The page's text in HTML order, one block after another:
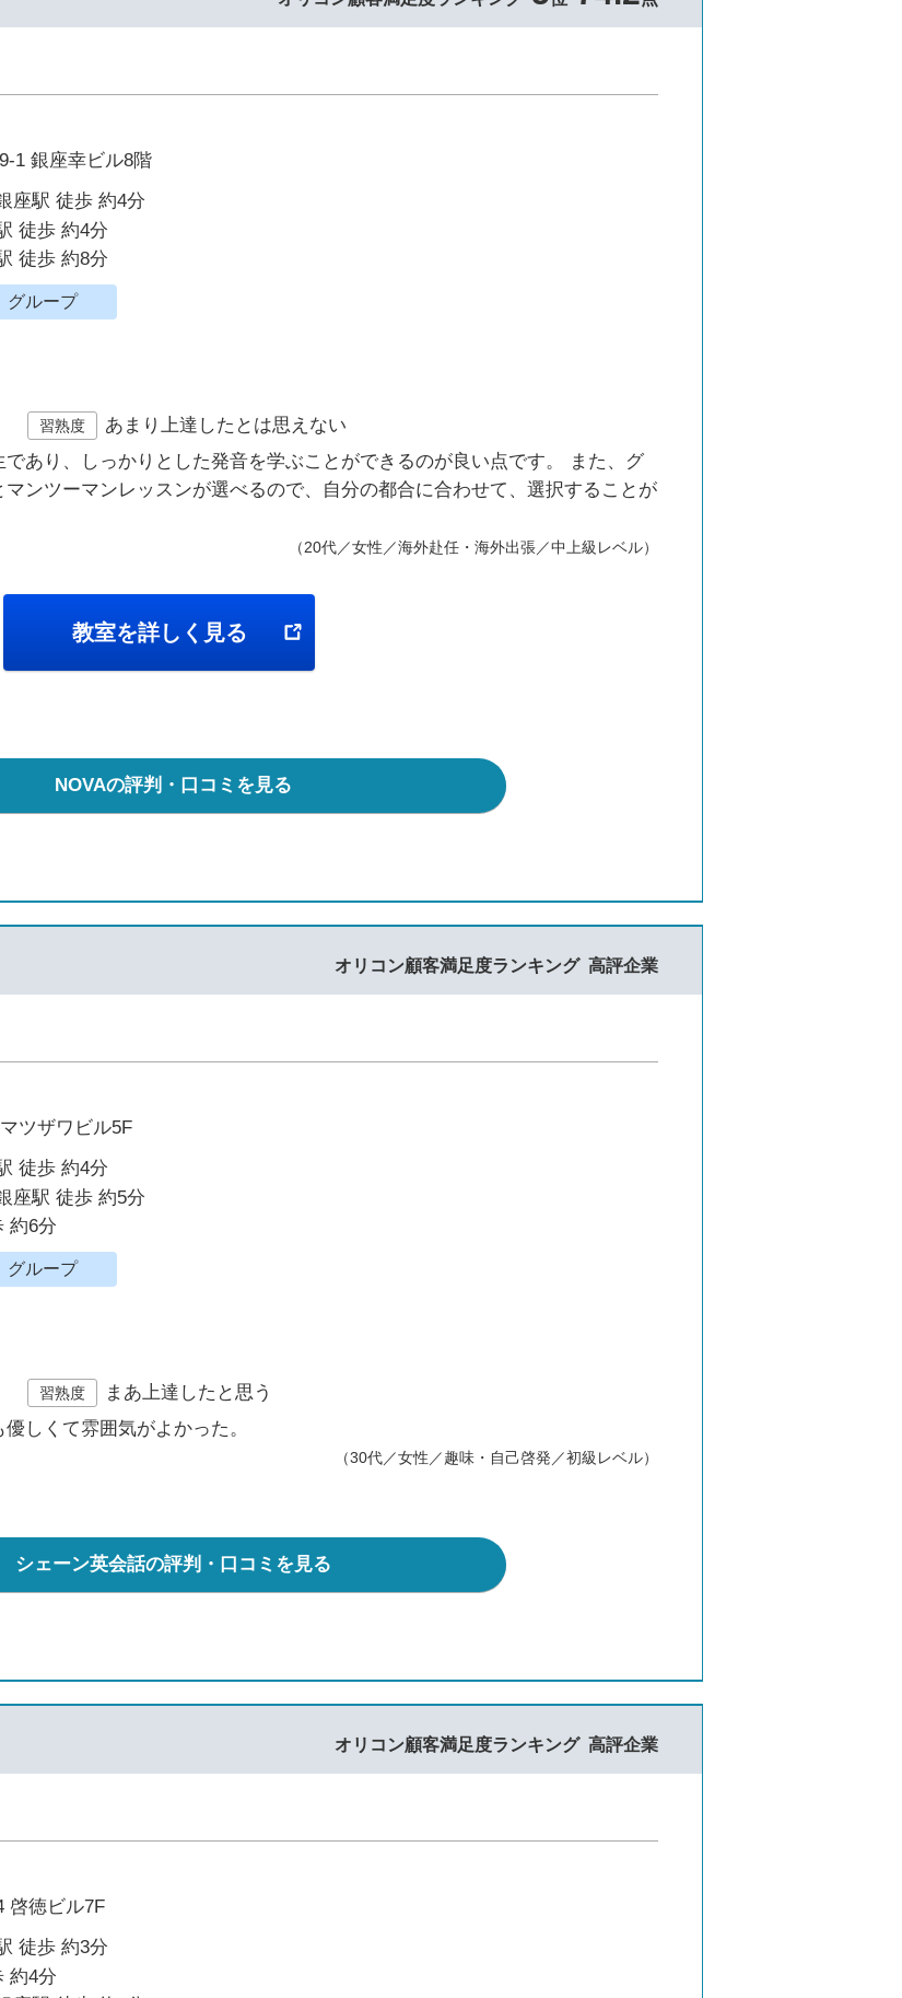
1 銀座幸ビル8階
座駅 徒歩 約4分
徒歩 約4分
徒歩 約8分
グループ
習熟度
あまり上達したとは思えない
であり、しっかりとした発音を学ぶことができるのが良い点です。 また、グ
マンツーマンレッスンが選べるので、自分の都合に合わせて、選択することが
（20代／女性／海外赴任・海外出張／中上級レベル）
教室を詳しく見る
NOVAの評判・口コミを見る
オリコン顧客満足度ランキング 高評企業
ツザワビル5F
徒歩 約4分
座駅 徒歩 約5分
約6分
グループ
習熟度
まあ上達したと思う
しくて雰囲気がよかった。
（30代／女性／趣味・自己啓発／初級レベル）
シェーン英会話の評判・口コミを見る
オリコン顧客満足度ランキング 高評企業
啓徳ビル7F
徒歩 約3分
約4分